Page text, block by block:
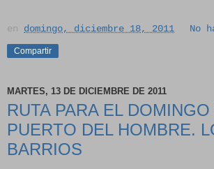
en domingo, diciembre 18, 2011 No
Compartir
MARTES, 13 DE DICIEMBRE DE 2011
RUTA PARA EL
PUERTO DEL HOMBRE.
BARRIOS